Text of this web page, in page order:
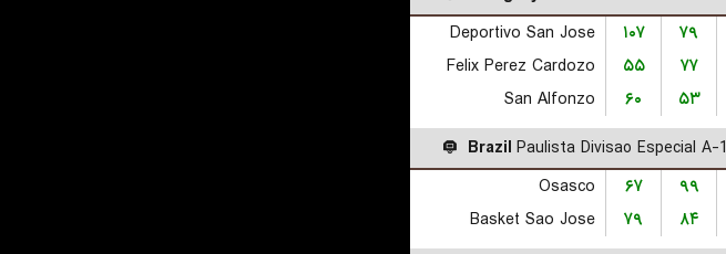
Deportivo San Jose
۱۰۷ ۷۹
Felix Perez Cardozo
۵۵ ۷۷
San Alfonzo
۶۰ ۵۳
Brazil Paulista Divisao Especial A-1
Osasco
۶۷ ۹۹
Basket Sao Jose
۷۹ ۸۴